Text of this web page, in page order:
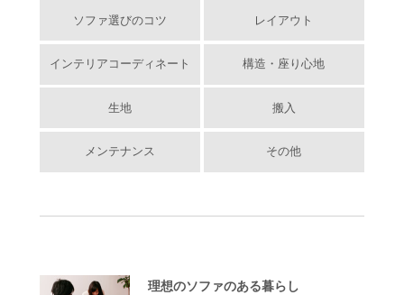
ソファ選びのコツ レイアウト
インテリアコーディネート 構造・座り心地
生地 搬入
メンテナンス その他
理想のソファのある暮らし